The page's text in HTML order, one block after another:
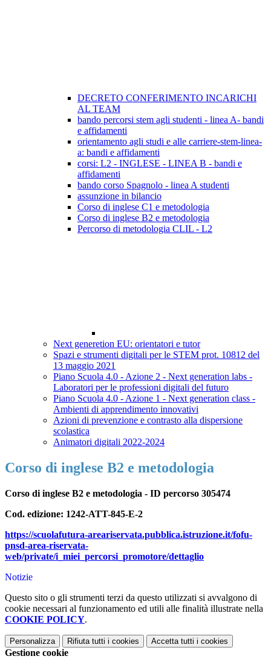
DECRETO CONFERIMENTO INCARICHI
AL TEAM
bando percorsi stem agli studenti - linea A- bandi
e affidamenti
orientamento agli studi e alle carriere-stem-linea-
a: bandi e affidamenti
corsi: L2 - INGLESE - LINEA B - bandi e
affidamenti
bando corso Spagnolo - linea A studenti
assunzione in bilancio
Corso di inglese C1 e metodologia
Corso di inglese B2 e metodologia
Percorso di metodologia CLIL - L2
Next generetion EU: orientatori e tutor
Spazi e strumenti digitali per le STEM prot. 10812 del
13 maggio 2021
Piano Scuola 4.0 - Azione 2 - Next generation labs -
Laboratori per le professioni digitali del futuro
Piano Scuola 4.0 - Azione 1 - Next generation class -
Ambienti di apprendimento innovativi
Azioni di prevenzione e contrasto alla dispersione
scolastica
Animatori digitali 2022-2024
Corso di inglese B2 e metodologia
Corso di inglese B2 e metodologia - ID percorso 305474
Cod. edizione: 1242-ATT-845-E-2
https://scuolafutura-areariservata.pubblica.istruzione.it/fofu-
pnsd-area-riservata-
web/private/i_miei_percorsi_promotore/dettaglio
Notizie
Questo sito o gli strumenti terzi da questo utilizzati si avvalgono di
cookie necessari al funzionamento ed utili alle finalità illustrate nella
COOKIE POLICY.
Personalizza Rifiuta tutti i cookies Accetta tutti i cookies
Gestione cookie